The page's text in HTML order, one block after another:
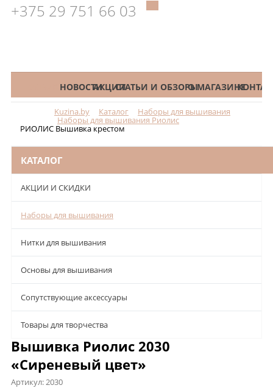
+375 29 751 66 03
КАТАЛОГНОВОСТИАКЦИИСТАТЬИ И ОБЗОРЫО МАГАЗИНЕ
Kuzina.by Каталог Наборы для вышивания
Наборы для вышивания Риолис
РИОЛИС Вышивка крестом
КАТАЛОГ
АКЦИИ И СКИДКИ
Наборы для вышивания
Нитки для вышивания
Основы для вышивания
Сопутствующие аксессуары
Товары для творчества
Вышивка Риолис 2030
«Сиреневый цвет»
Артикул:2030